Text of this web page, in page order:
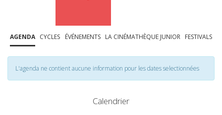
AGENDA CYCLES ÉVÉNEMENTS LA CINÉMATHÈQUE JUNIOR FESTIVALS
L'agenda ne contient aucune information pour les dates selectionnées
Calendrier